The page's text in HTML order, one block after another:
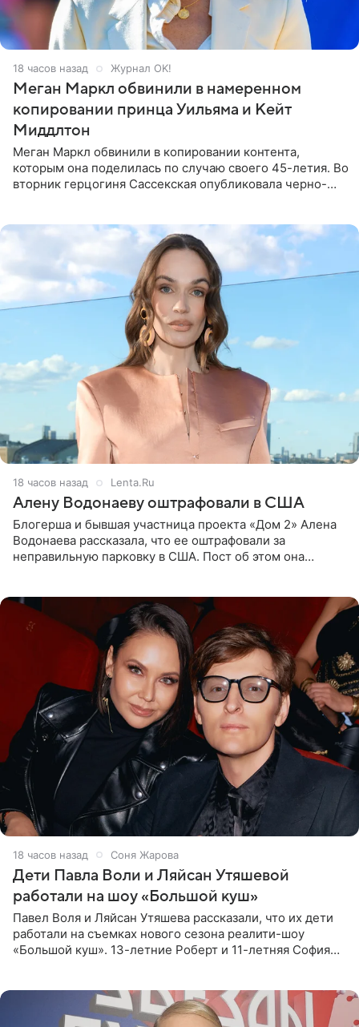
18 часов назад Журнал OK!
Меган Маркл обвинили в намеренном
копировании принца Уильяма и Кейт
Миддлтон
Меган Маркл обвинили в копировании контента,
которым она поделилась по случаю своего 45-летия. Во
вторник герцогиня Сассекская опубликовала черно-
18 часов назад Lenta.Ru
Алену Водонаеву оштрафовали в США
Блогерша и бывшая участница проекта «Дом 2» Алена
Водонаева рассказала, что ее оштрафовали за
неправильную парковку в США. Пост об этом она
18 часов назад Соня Жарова
Дети Павла Воли и Ляйсан Утяшевой
работали на шоу «Большой куш»
Павел Воля и Ляйсан Утяшева рассказали, что их дети
работали на съемках нового сезона реалити-шоу
«Большой куш». 13-летние Роберт и 11-летняя София